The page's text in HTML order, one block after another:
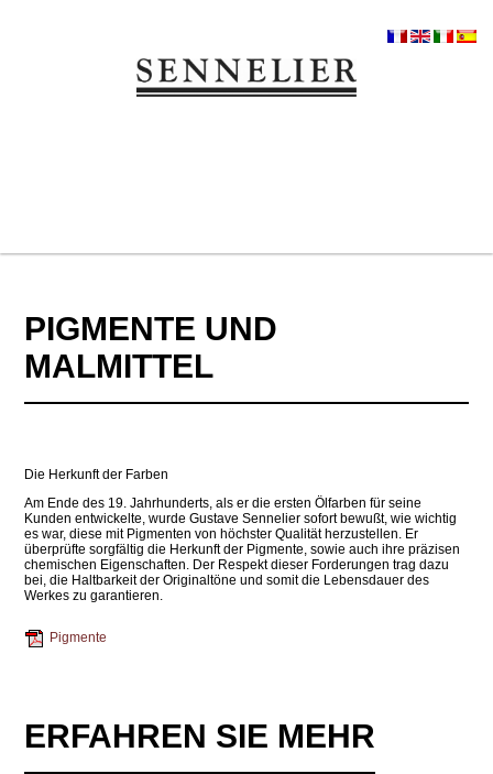
PIGMENTE UND
MALMITTEL
Die Herkunft der Farben
Am Ende des 19. Jahrhunderts, als er die ersten Ölfarben für seine
Kunden entwickelte, wurde Gustave Sennelier sofort bewußt, wie wichtig
es war, diese mit Pigmenten von höchster Qualität herzustellen. Er
überprüfte sorgfältig die Herkunft der Pigmente, sowie auch ihre präzisen
chemischen Eigenschaften. Der Respekt dieser Forderungen trag dazu
bei, die Haltbarkeit der Originaltöne und somit die Lebensdauer des
Werkes zu garantieren.
Pigmente
ERFAHREN SIE MEHR